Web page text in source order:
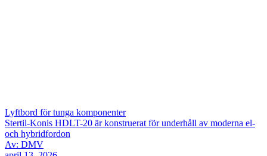
Lyftbord för tunga komponenter
Stertil-Konis HDLT-20 är konstruerat för underhåll av moderna el-
och hybridfordon
Av: DMV